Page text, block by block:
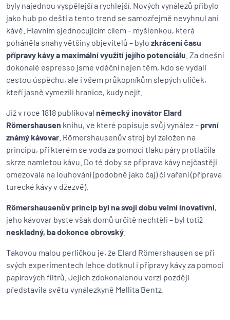
byly najednou vyspělejší a rychlejší. Nových vynálezů přibylo
jako hub po dešti a tento trend se samozřejmě nevyhnul ani
kávě. Hlavním sjednocujícím cílem – myšlenkou, která
poháněla snahy většiny objevitelů – bylo zkrácení času
přípravy kávy a maximální využití jejího potenciálu . Za dnešní
dokonalé espresso jsme vděční nejen těm, kdo se vydali
cestou úspěchu, ale i všem průkopníkům slepých uliček,
kteří jasně vymezili hranice, kudy nejít.
Již v roce 1818 publikoval německý inovátor Elard
Römershausen knihu, ve které popisuje svůj vynález – první
známý kávovar . Römershausenův stroj byl založen na
principu, při kterém se voda za pomoci tlaku páry protlačila
skrze namletou kávu. Do té doby se příprava kávy nejčastěji
omezovala na louhování (podobně jako čaj) či vaření (příprava
turecké kávy v džezvě).
Römershausenův princip byl na svoji dobu velmi inovativní,
jeho kávovar byste však domů určitě nechtěli – byl totiž
neskladný, ba dokonce obrovský
Takovou malou perličkou je, že Elard Römershausen se při
svých experimentech lehce dotknul i přípravy kávy za pomoci
papírových filtrů. Jejich zdokonalenou verzi později
představila světu vynálezkyně Mellita Bentz.